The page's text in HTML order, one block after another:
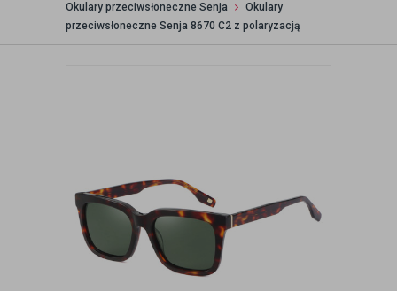
Okulary przeciwsłoneczne Senja
Okulary
przeciwsłoneczne Senja 8670 C2 z polaryzacją